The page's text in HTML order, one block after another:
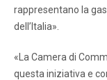
rappresentano la
dell’Italia».
«La Camera di
questa iniziativa e